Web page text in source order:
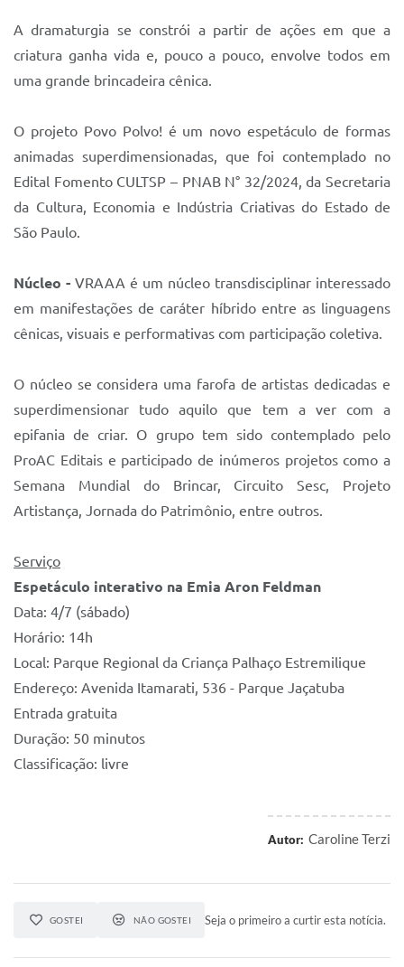
A dramaturgia se constrói a partir de ações em que a
criatura ganha vida e, pouco a pouco, envolve todos em
uma grande brincadeira cênica.
O projeto Povo Polvo! é um novo espetáculo de formas
animadas superdimensionadas, que foi contemplado no
Edital Fomento CULTSP – PNAB N° 32/2024, da Secretaria
da Cultura, Economia e Indústria Criativas do Estado de
São Paulo.
Núcleo - VRAAA é um núcleo transdisciplinar interessado
em manifestações de caráter híbrido entre as linguagens
cênicas, visuais e performativas com participação coletiva.
O núcleo se considera uma farofa de artistas dedicadas e
superdimensionar tudo aquilo que tem a ver com a
epifania de criar. O grupo tem sido contemplado pelo
ProAC Editais e participado de inúmeros projetos como a
Semana Mundial do Brincar, Circuito Sesc, Projeto
Artistança, Jornada do Patrimônio, entre outros.
Serviço
Espetáculo interativo na Emia Aron Feldman
Data: 4/7 (sábado)
Horário: 14h
Local: Parque Regional da Criança Palhaço Estremilique
Endereço: Avenida Itamarati, 536 - Parque Jaçatuba
Entrada gratuita
Duração: 50 minutos
Classificação: livre
Autor: Caroline Terzi
GOSTEI NÃO GOSTEI Seja o primeiro a curtir esta notícia.